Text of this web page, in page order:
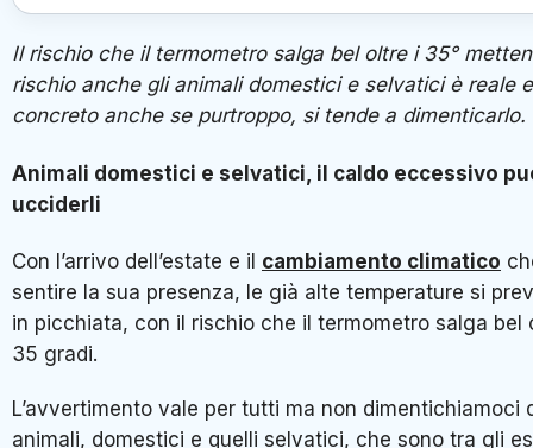
Il rischio che il termometro salga bel oltre i 35°
rischio anche gli animali domestici e selvatici è reale e
concreto anche se purtroppo, si tende a dimenticarlo.
Animali domestici e selvatici, il caldo eccessivo
ucciderli
Con l’arrivo dell’estate e il cambiamento climatico
sentire la sua presenza, le già alte temperature si
in picchiata, con il rischio che il termometro salga bel
35 gradi.
L’avvertimento vale per tutti ma non dimentichiamoci
animali, domestici e quelli selvatici, che sono tra gli